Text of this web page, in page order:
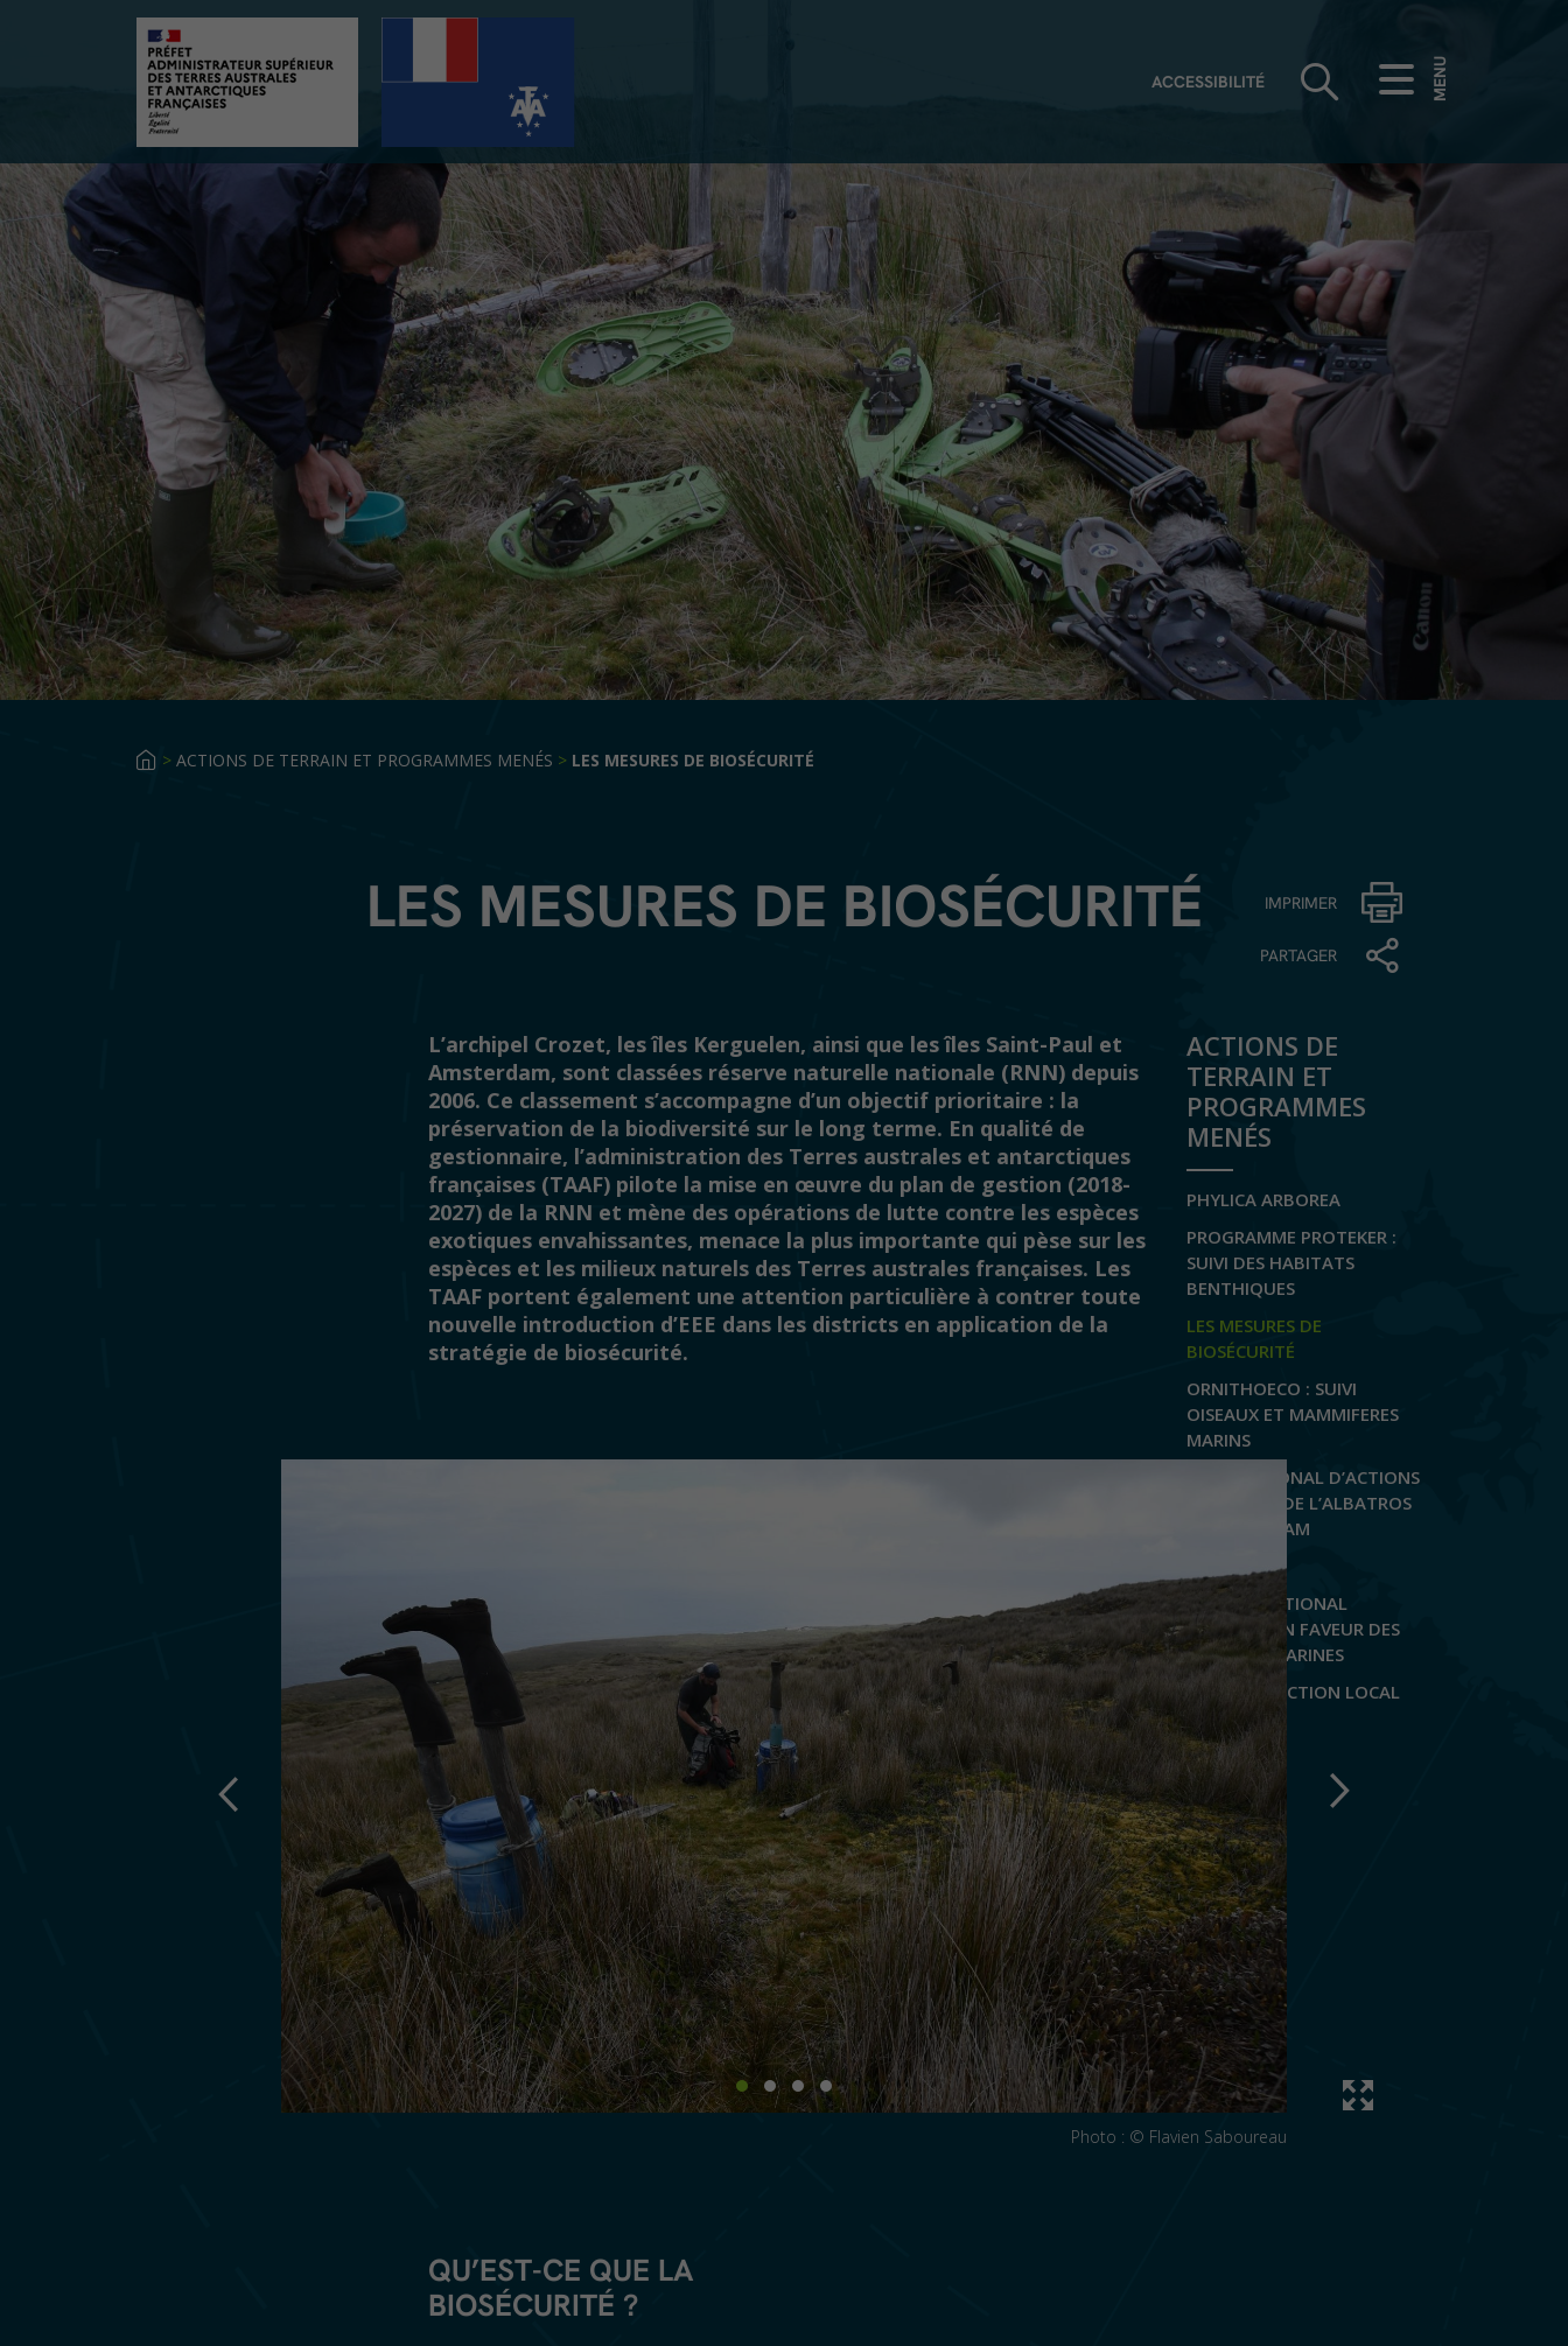
ACCESSIBILITÉ MENU
> ACTIONS DE TERRAIN ET PROGRAMMES MENÉS > LES MESURES DE BIOSÉCURITÉ
LES MESURES DE BIOSÉCURITÉ IMPRIMER
PARTAGER
L’archipel Crozet, les îles Kerguelen, ainsi que les îles Saint-Paul et
Amsterdam, sont classées réserve naturelle nationale (RNN) depuis
2006. Ce classement s’accompagne d’un objectif prioritaire : la
préservation de la biodiversité sur le long terme. En qualité de
gestionnaire, l’administration des Terres australes et antarctiques
françaises (TAAF) pilote la mise en œuvre du plan de gestion (2018-
2027) de la RNN et mène des opérations de lutte contre les espèces
exotiques envahissantes, menace la plus importante qui pèse sur les
espèces et les milieux naturels des Terres australes françaises. Les
TAAF portent également une attention particulière à contrer toute
nouvelle introduction d’EEE dans les districts en application de la
stratégie de biosécurité.
Photo : © Flavien Saboureau
QU’EST-CE QUE LA
BIOSÉCURITÉ ?
ACTIONS DE
TERRAIN ET
PROGRAMMES
MENÉS
PHYLICA ARBOREA
PROGRAMME PROTEKER :
SUIVI DES HABITATS
BENTHIQUES
LES MESURES DE
BIOSÉCURITÉ
ORNITHOECO : SUIVI
OISEAUX ET MAMMIFERES
MARINS
PLAN NATIONAL D’ACTIONS
EN FAVEUR DE L’ALBATROS
D’AMSTERDAM
PROJET RECI
LE PLAN NATIONAL
D’ACTION EN FAVEUR DES
TORTUES MARINES
LE PLAN D’ACTION LOCAL